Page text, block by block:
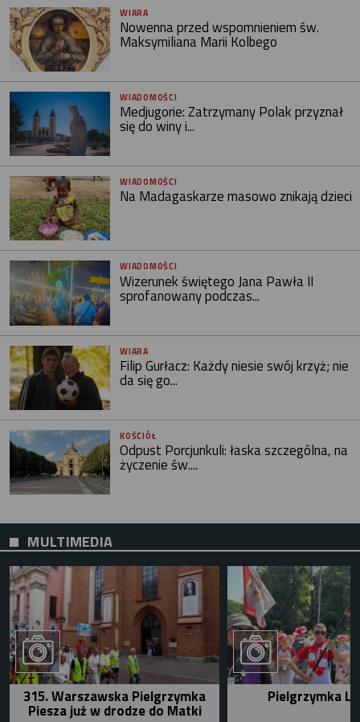
WIARA
Nowenna przed wspomnieniem św.
Maksymiliana Marii Kolbego
WIADOMOŚCI
Medjugorie: Zatrzymany Polak przyznał
się do winy i...
WIADOMOŚCI
Na Madagaskarze masowo znikają dzieci
WIADOMOŚCI
Wizerunek świętego Jana Pawła II
sprofanowany podczas...
WIARA
Filip Gurłacz: Każdy niesie swój krzyż; nie
da się go...
KOŚCIÓŁ
Odpust Porcjunkuli: łaska szczególna, na
życzenie św....
MULTIMEDIA
315. Warszawska Pielgrzymka
Piesza już w drodze do Matki
Pielgrzymka